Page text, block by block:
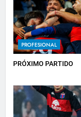
PROFESIONAL
PRÓXIMO PARTIDO
6
7